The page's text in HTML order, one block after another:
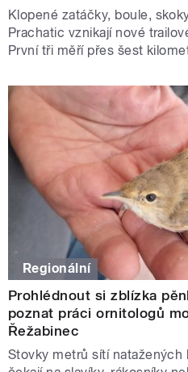
Klopené zatáčky, boule,
Prachatic vznikají nové
První tři měří přes šest
Regionální
Prohlédnout si zblízka
poznat práci ornitologů
Řežabinec
Stovky metrů sítí natažených